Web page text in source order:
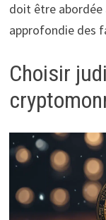
doit être abordée
approfondie des
Choisir